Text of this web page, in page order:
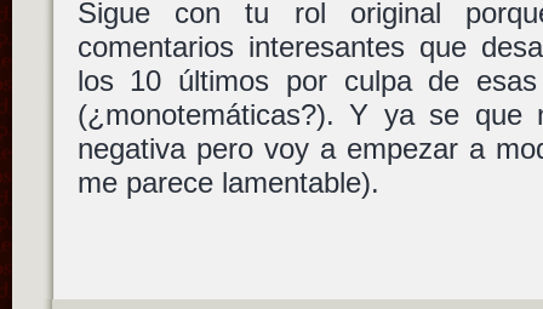
Sigue con tu rol original
comentarios interesantes que
los 10 últimos por culpa de
(¿monotemáticas?). Y ya se
negativa pero voy a empezar a
me parece lamentable).